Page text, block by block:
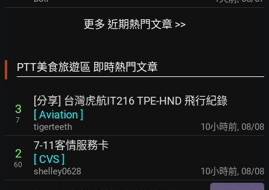
更多 近期熱門文章 >>
PTT美食旅遊區 即時熱門文章
3
7
[分享] 台灣虎航IT216 TPE-HND 飛行紀錄
[Aviation ]
tigerteeth 10小時前, 08/08
2
60
7-11客情服務卡
[ CVS ]
shelley0628 10小時前, 08/08